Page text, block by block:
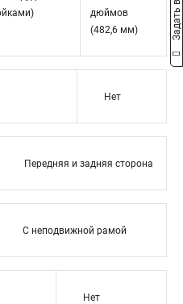
дюймов
(482,6 мм)
Нет
Передняя и задняя сторона
С неподвижной рамой
Нет